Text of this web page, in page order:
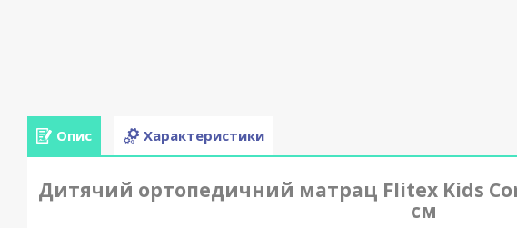
Опис Характеристики
Дитячий ортопедичний матрац Flitex Kids
см